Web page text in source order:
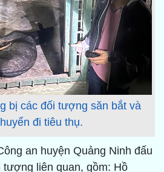
bị các đối tượng săn bắt và
đi tiêu thụ.
an huyện Quảng Ninh đấu
tượng liên quan, gồm: Hồ